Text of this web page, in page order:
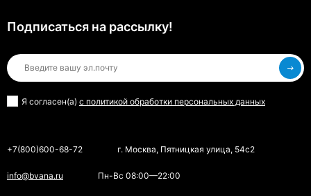
Подписаться на рассылкy!
Я согласен(a) с политикой обработки персональных данных
+7(800)600-68-72 г. Москва, Пятницкая улица, 54с2
info@bvana.ru Пн-Вс 08:00—22:00